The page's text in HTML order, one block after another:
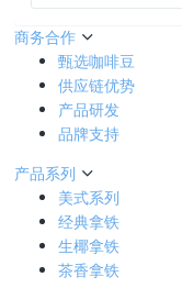
商务合作
甄选咖啡豆
供应链优势
产品研发
品牌支持
产品系列
美式系列
经典拿铁
生椰拿铁
茶香拿铁